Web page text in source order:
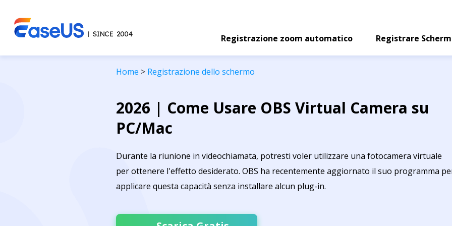
Registrazione zoom automatico Registrare
Home > Registrazione dello schermo
2026 | Come Usare OBS Virtual Camera su
PC/Mac
Durante la riunione in videochiamata, potresti voler utilizzare una fotocamera virtuale
per ottenere l'effetto desiderato. OBS ha recentemente aggiornato il suo programma
applicare questa capacità senza installare alcun plug-in.